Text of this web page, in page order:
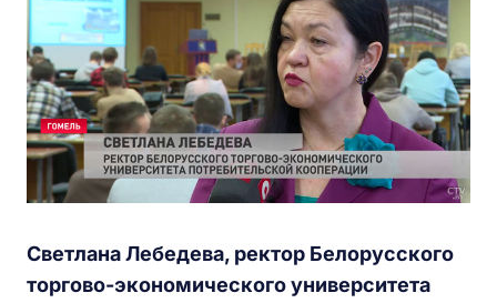
Светлана Лебедева, ректор Белорусского
торгово-экономического университета